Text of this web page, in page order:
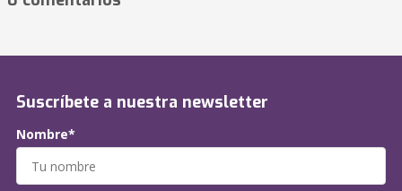
Suscríbete a nuestra newsletter
Nombre*